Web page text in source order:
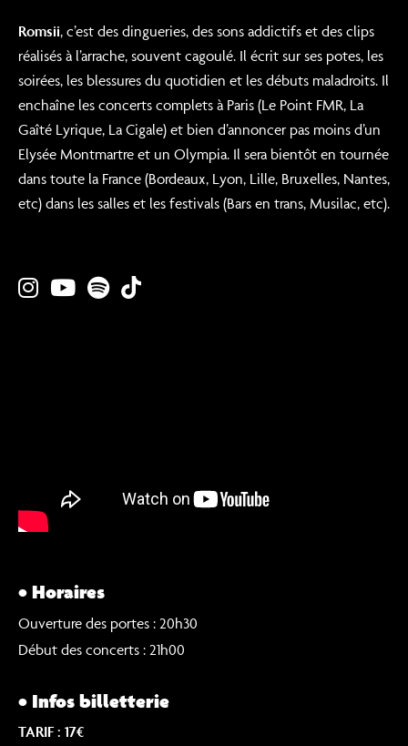
Romsii, c’est des dingueries, des sons addictifs et des clips
réalisés à l’arrache, souvent cagoulé. Il écrit sur ses potes, les
soirées, les blessures du quotidien et les débuts maladroits. Il
enchaîne les concerts complets à Paris (Le Point FMR, La
Gaîté Lyrique, La Cigale) et bien d’annoncer pas moins d’un
Elysée Montmartre et un Olympia. Il sera bientôt en tournée
dans toute la France (Bordeaux, Lyon, Lille, Bruxelles, Nantes,
etc) dans les salles et les festivals (Bars en trans, Musilac, etc).
• Horaires
Ouverture des portes : 20h30
Début des concerts : 21h00
• Infos billetterie
TARIF : 17€